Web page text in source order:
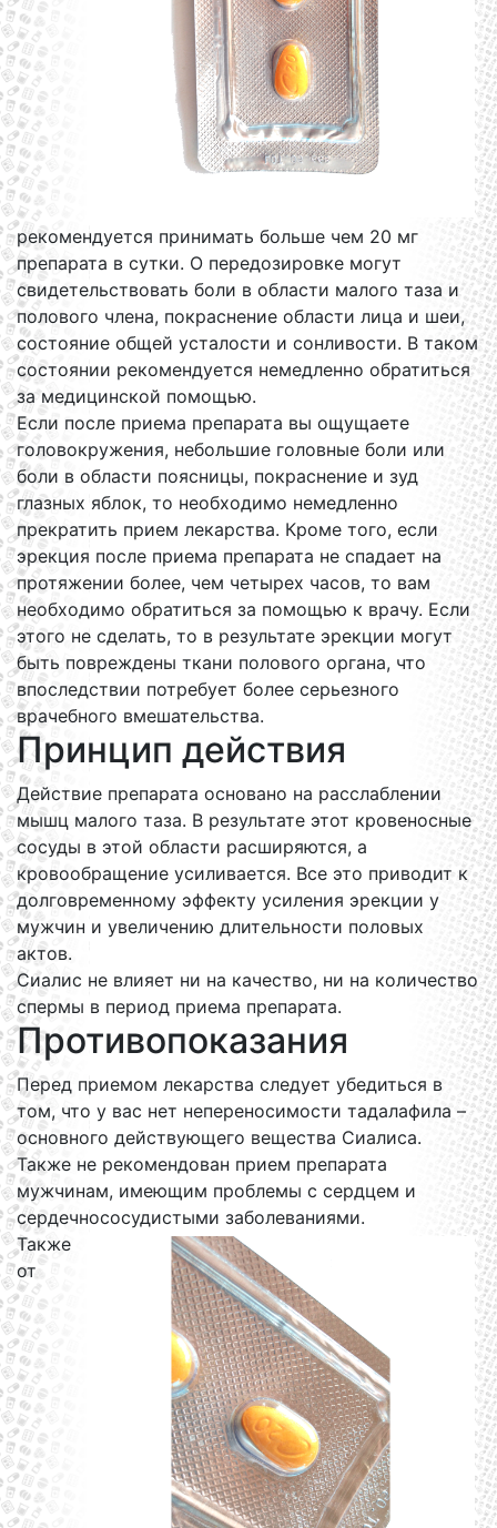
рекомендуется принимать больше чем 20 мг
препарата в сутки. О передозировке могут
свидетельствовать боли в области малого таза и
полового члена, покраснение области лица и шеи,
состояние общей усталости и сонливости. В таком
состоянии рекомендуется немедленно обратиться
за медицинской помощью.
Если после приема препарата вы ощущаете
головокружения, небольшие головные боли или
боли в области поясницы, покраснение и зуд
глазных яблок, то необходимо немедленно
прекратить прием лекарства. Кроме того, если
эрекция после приема препарата не спадает на
протяжении более, чем четырех часов, то вам
необходимо обратиться за помощью к врачу. Если
этого не сделать, то в результате эрекции могут
быть повреждены ткани полового органа, что
впоследствии потребует более серьезного
врачебного вмешательства.
Принцип действия
Действие препарата основано на расслаблении
мышц малого таза. В результате этот кровеносные
сосуды в этой области расширяются, а
кровообращение усиливается. Все это приводит к
долговременному эффекту усиления эрекции у
мужчин и увеличению длительности половых
актов.
Сиалис не влияет ни на качество, ни на количество
спермы в период приема препарата.
Противопоказания
Перед приемом лекарства следует убедиться в
том, что у вас нет непереносимости тадалафила –
основного действующего вещества Сиалиса.
Также не рекомендован прием препарата
мужчинам, имеющим проблемы с сердцем и
сердечнососудистыми заболеваниями.
Также
от